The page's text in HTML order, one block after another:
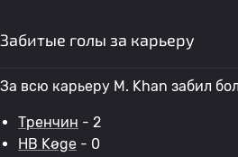
Забитые голы за карьеру
За всю карьеру M. Khan забил
Тренчин - 2
HB Køge - 0